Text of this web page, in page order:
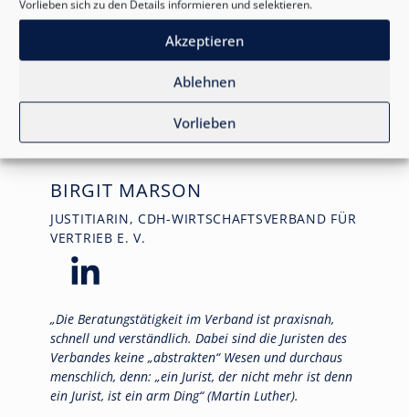
Vorlieben sich zu den Details informieren und selektieren.
Akzeptieren
Ablehnen
Vorlieben
BIRGIT MARSON
JUSTITIARIN, CDH-WIRTSCHAFTSVERBAND FÜR
VERTRIEB E. V.
„Die Beratungstätigkeit im Verband ist praxisnah,
schnell und verständlich. Dabei sind die Juristen des
Verbandes keine „abstrakten“ Wesen und durchaus
menschlich, denn: „ein Jurist, der nicht mehr ist denn
ein Jurist, ist ein arm Ding“ (Martin Luther).